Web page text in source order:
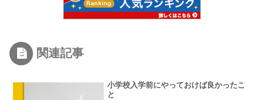
関連記事
小学校入学前にやっておけば良かったこ
と